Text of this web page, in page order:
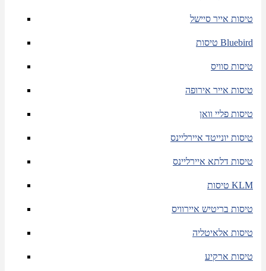
טיסות אייר סיישל
טיסות Bluebird
טיסות סוויס
טיסות אייר אירופה
טיסות פליי וואן
טיסות יונייטד איירליינס
טיסות דלתא איירליינס
טיסות KLM
טיסות בריטיש איירוויס
טיסות אלאיטליה
טיסות ארקיע